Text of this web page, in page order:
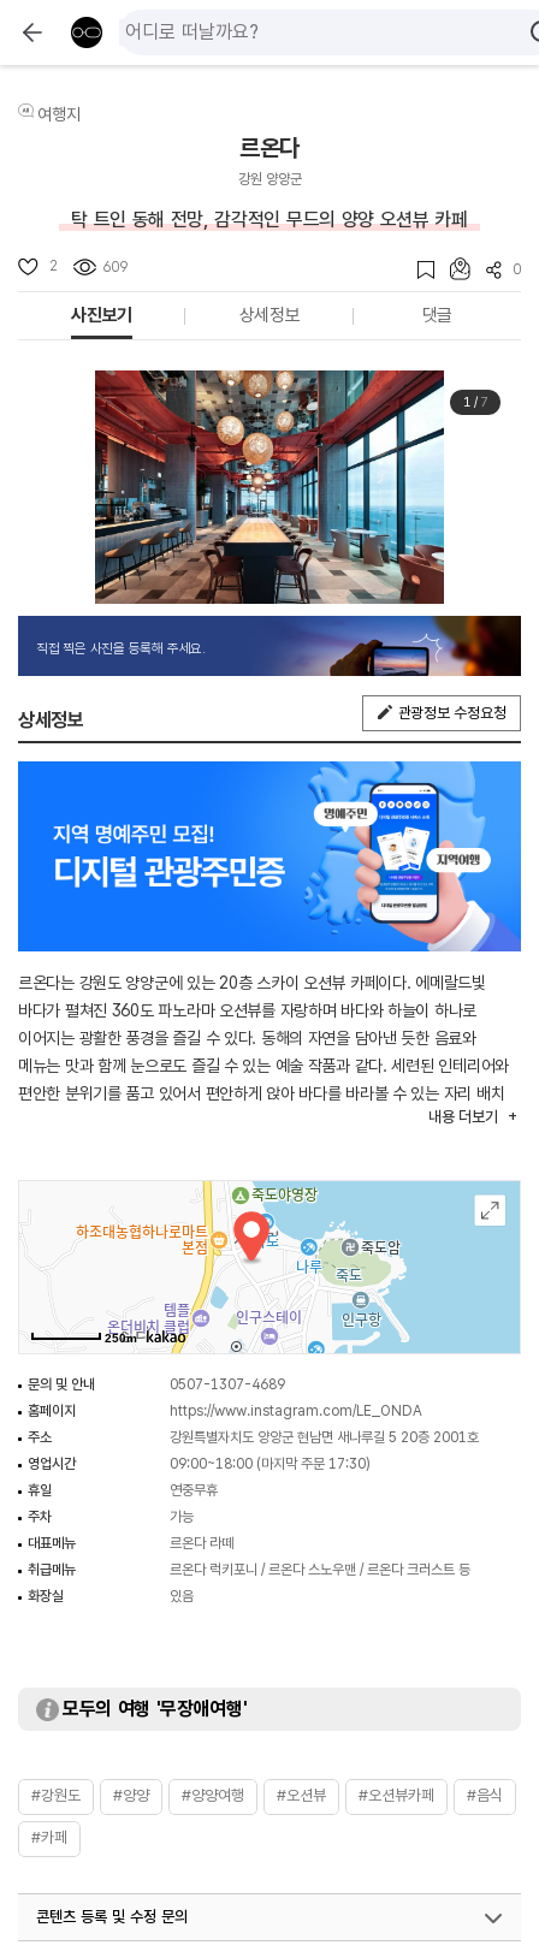
여행지
르온다
강원 양양군
탁 트인 동해 전망, 감각적인 무드의 양양 오션뷰 카페
2 609 0
사진보기 상세정보 댓글
1/ 7
직접 찍은 사진을 등록해 주세요.
상세정보 관광정보 수정요청
르온다는 강원도 양양군에 있는 20층 스카이 오션뷰 카페이다. 에메랄드빛
바다가 펼쳐진 360도 파노라마 오션뷰를 자랑하며 바다와 하늘이 하나로
이어지는 광활한 풍경을 즐길 수 있다. 동해의 자연을 담아낸 듯한 음료와
메뉴는 맛과 함께 눈으로도 즐길 수 있는 예술 작품과 같다. 세련된 인테리어와
편안한 분위기를 품고 있어서 편안하게 앉아 바다를 바라볼 수 있는 자리 배치
내용 더보기
250m
문의 및 안내
0507-1307-4689
홈페이지
https://www.instagram.com/LE_ONDA
주소
강원특별자치도 양양군 현남면 새나루길 5 20층 2001호
영업시간
09:00~18:00 (마지막 주문 17:30)
휴일
연중무휴
주차
가능
대표메뉴
르온다 라떼
취급메뉴
르온다 럭키포니 / 르온다 스노우맨 / 르온다 크러스트 등
화장실
있음
모두의 여행 '무장애여행'
#강원도 #양양 #양양여행 #오션뷰 #오션뷰카페 #음식
#카페
콘텐츠 등록 및 수정 문의